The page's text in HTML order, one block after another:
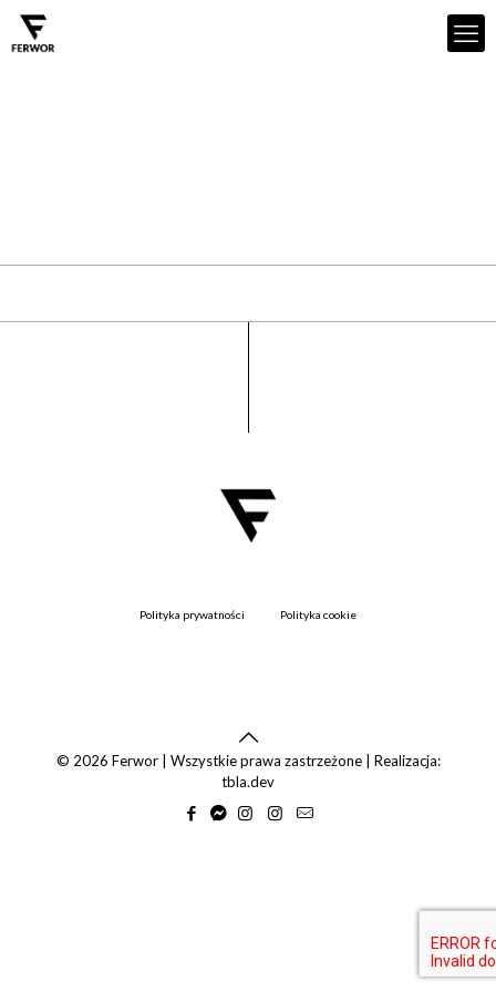
Polityka prywatności Polityka cookie
© 2026 Ferwor | Wszystkie prawa zastrzeżone | Realizacja:
tbla.dev